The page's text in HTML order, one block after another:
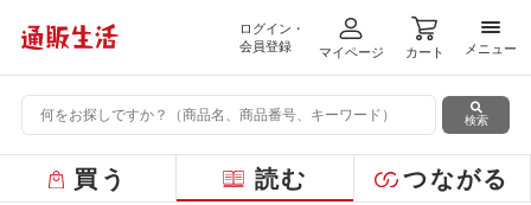
ログイン・
会員登録
マイページ カート
メニ
メニュー
検索
買う 読む つながる